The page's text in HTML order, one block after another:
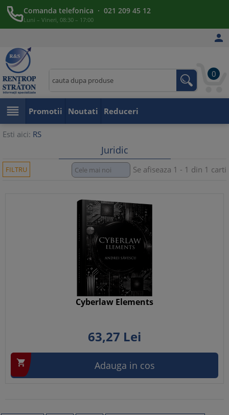
Comanda telefonica · 021 209 45 12
Luni – Vineri, 08:30 – 17:00

0
 Promotii Noutati Reduceri
Esti aici: RS
Juridic
FILTRU Se afiseaza 1 - 1 din 1 carti
Cyberlaw Elements
63,27 Lei
 Adauga in cos